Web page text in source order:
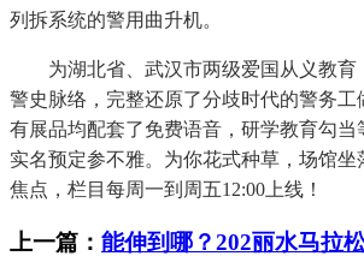
列拆系统的警用曲升机。
为湖北省、武汉市两级爱国从义教育
警史脉络，完整还原了分歧时代的警务工
有展品均配套了免费语音，研学教育勾当
实名预定参不雅。为你花式种草，场馆坐
焦点，栏目每周一到周五12:00上线！
上一篇： 能伸到哪？202丽水马拉